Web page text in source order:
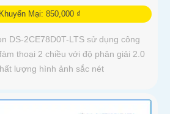
Mại: 850,000 ₫
DS-2CE78D0T-LTS sử dụng công
thoại 2 chiều với độ phân giải 2.0
lượng hình ảnh sắc nét